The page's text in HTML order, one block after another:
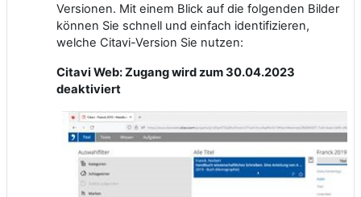
Versionen. Mit einem Blick auf die folgenden Bilder
können Sie schnell und einfach identifizieren,
welche Citavi-Version Sie nutzen:
Citavi Web: Zugang wird zum 30.04.2023
deaktiviert